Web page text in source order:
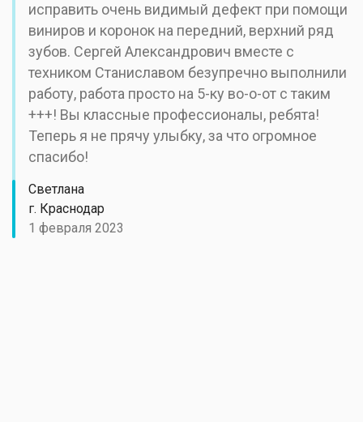
исправить очень видимый дефект при помощи
виниров и коронок на передний, верхний ряд
зубов. Сергей Александрович вместе с
техником Станиславом безупречно выполнили
работу, работа просто на 5-ку во-о-от с таким
+++! Вы классные профессионалы, ребята!
Теперь я не прячу улыбку, за что огромное
спасибо!
Светлана
г. Краснодар
1 февраля 2023